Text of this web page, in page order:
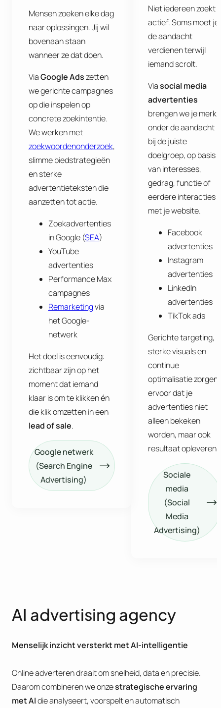
Mensen zoeken elke dag
naar oplossingen. Jij wil
bovenaan staan
wanneer ze dat doen.
ViaGoogleAdszetten
we gerichte campagnes
op die inspelen op
concrete zoekintentie.
We werken met
zoekwoordenonderzoek,
slimme biedstrategieën
en sterke
advertentieteksten die
aanzetten tot actie.
Zoekadvertenties
in Google (SEA)
YouTube
advertenties
Performance Max
campagnes
Remarketingvia
het Google-
netwerk
Het doel is eenvoudig:
zichtbaar zijn op het
moment dat iemand
klaar is om te klikken én
die klik omzetten in een
lead of sale.
Google netwerk
(Search Engine
Advertising)
Niet iedereen zoekt
actief. Soms moet je
de aandacht
verdienen terwijl
iemand scrolt.
Viasocial media
advertenties
brengen we je merk
onder de aandacht
bij de juiste
doelgroep, op basis
van interesses,
gedrag, functie of
eerdere interacties
met je website.
Facebook
advertenties
Instagram
advertenties
LinkedIn
advertenties
TikTok ads
Gerichte targeting,
sterke visuals en
continue
optimalisatie zorgen
ervoor dat je
advertenties niet
alleen bekeken
worden, maar ook
resultaat opleveren.
Sociale
media
(Social
Media
Advertising)
AI advertising agency
Menselijk inzicht versterkt met AI-intelligentie
Online adverteren draait om snelheid, data en precisie.
Daarom combineren we onzestrategische ervaring
met AIdie analyseert, voorspelt en automatisch